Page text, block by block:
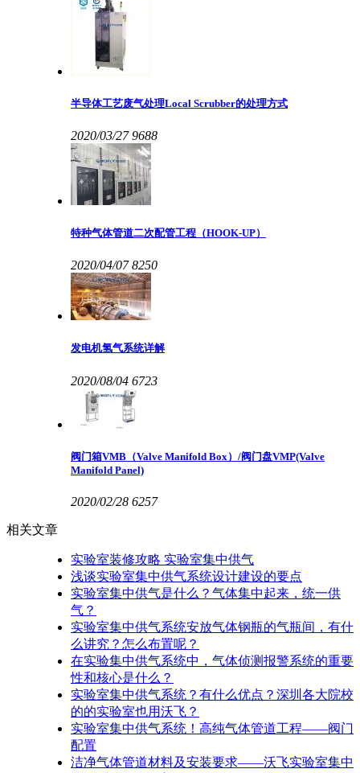
半导体工艺废气处理Local Scrubber的处理方式
2020/03/27 9688
特种气体管道二次配管工程（HOOK-UP）
2020/04/07 8250
发电机氢气系统详解
2020/08/04 6723
阀门箱VMB（Valve Manifold Box）/阀门盘VMP(Valve
Manifold Panel)
2020/02/28 6257
相关文章
实验室装修攻略 实验室集中供气
浅谈实验室集中供气系统设计建设的要点
实验室集中供气是什么？气体集中起来，统一供
气？
实验室集中供气系统安放气体钢瓶的气瓶间，有什
么讲究？怎么布置呢？
在实验集中供气系统中，气体侦测报警系统的重要
性和核心是什么？
实验室集中供气系统？有什么优点？深圳各大院校
的的实验室也用沃飞？
实验室集中供气系统！高纯气体管道工程——阀门
配置
洁净气体管道材料及安装要求——沃飞实验室集中